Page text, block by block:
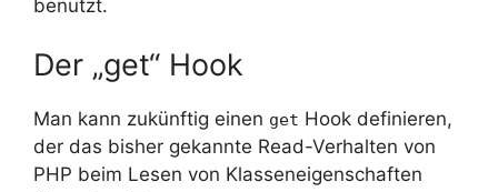
benutzt.
Der „get“ Hook
Man kann zukünftig einen get Hook definieren,
der das bisher gekannte Read-Verhalten von
PHP beim Lesen von Klasseneigenschaften